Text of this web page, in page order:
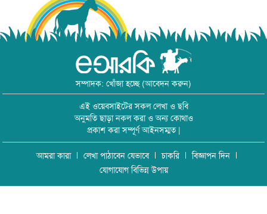
সম্পাদক: খোঁজা হচ্ছে (আবেদন করুন)
এই ওয়েবসাইটের সকল লেখা ও ছবি
অনুমতি ছাড়া নকল করা ও অন্য কোথাও
প্রকাশ করা সম্পূর্ণ আইনসম্মত |
আমরা কারা লেখা পাঠাবেন যেভাবে চাকরি
বিজ্ঞাপন দিন
যোগাযোগ বিভিন্ন উপায়